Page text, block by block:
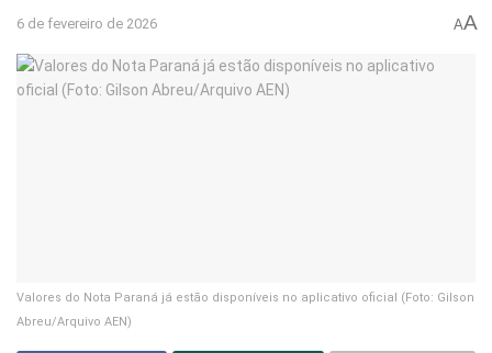
6 de fevereiro de 2026 AA
Valores do Nota Paraná já estão disponíveis no aplicativo oficial (Foto: Gilson
Abreu/Arquivo AEN)